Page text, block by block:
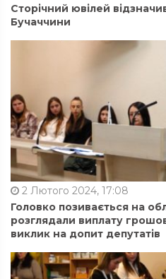
Сторічний ювілей
Бучаччини
2 Лютого 2024, 17:08
Головко позивається на
розглядали виплату
виклик на допит депутатів